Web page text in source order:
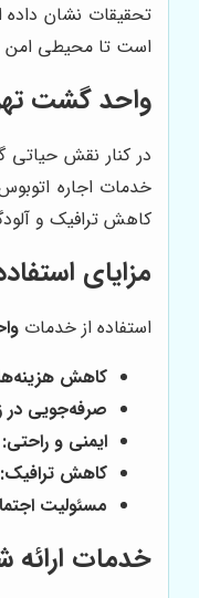
تحقیقات نشان
است تا محیطی امن و
واحد گشت
در کنار نقش
خدمات اجاره
کاهش ترافیک و
مزایای
استفاده از خدمات
کاهش
صرفه‌جویی در
ایمنی و راحتی:
کاهش ترافیک:
مسئولیت
خدمات